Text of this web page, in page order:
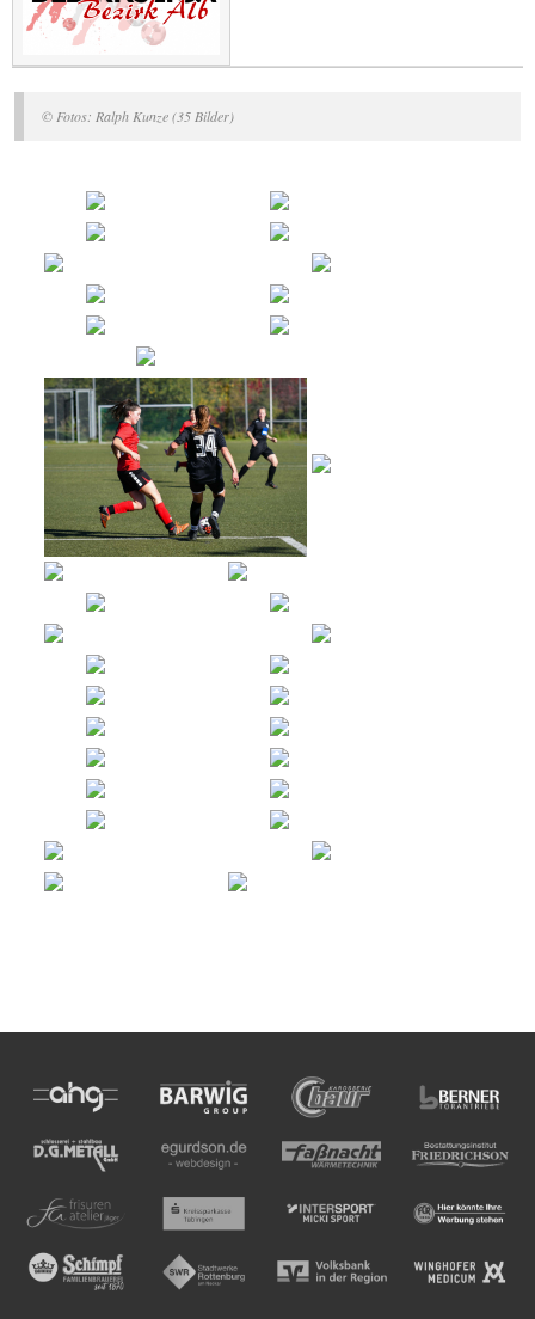
© Fotos: Ralph Kunze (35 Bilder)